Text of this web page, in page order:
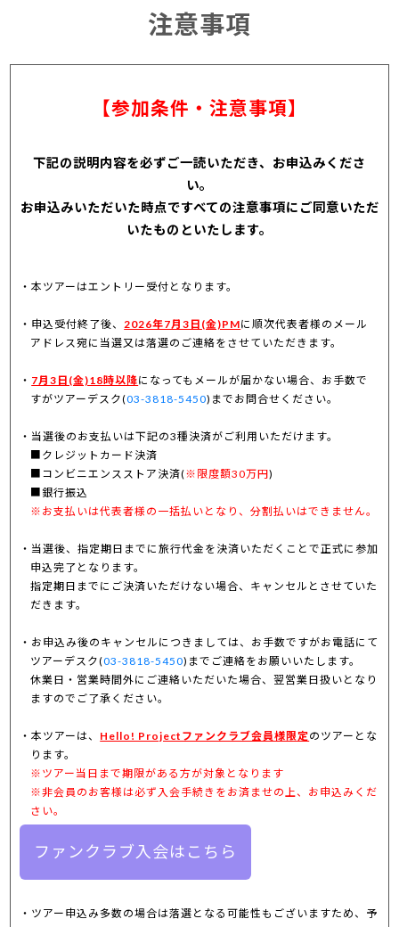
注意事項
【参加条件・注意事項】
下記の説明内容を必ずご一読いただき、お申込みくださ
い。
お申込みいただいた時点ですべての注意事項にご同意いただ
いたものといたします。
本ツアーはエントリー受付となります。
申込受付終了後、2026年7月3日(金)PMに順次代表者様のメール
アドレス宛に当選又は落選のご連絡をさせていただきます。
7月3日(金)18時以降になってもメールが届かない場合、お手数で
すがツアーデスク(03-3818-5450)までお問合せください。
当選後のお支払いは下記の3種決済がご利用いただけます。
■クレジットカード決済
■コンビニエンスストア決済(※限度額30万円)
■銀行振込
※お支払いは代表者様の一括払いとなり、分割払いはできません。
当選後、指定期日までに旅行代金を決済いただくことで正式に参加
申込完了となります。
指定期日までにご決済いただけない場合、キャンセルとさせていた
だきます。
お申込み後のキャンセルにつきましては、お手数ですがお電話にて
ツアーデスク(03-3818-5450)までご連絡をお願いいたします。
休業日・営業時間外にご連絡いただいた場合、翌営業日扱いとなり
ますのでご了承ください。
本ツアーは、 Hello! Projectファンクラブ会員様限定のツアーとな
ります。
※ツアー当日まで期限がある方が対象となります
※非会員のお客様は必ず入会手続きをお済ませの上、お申込みくだ
さい。
ファンクラブ入会はこちら
ツアー申込み多数の場合は落選となる可能性もございますため、予